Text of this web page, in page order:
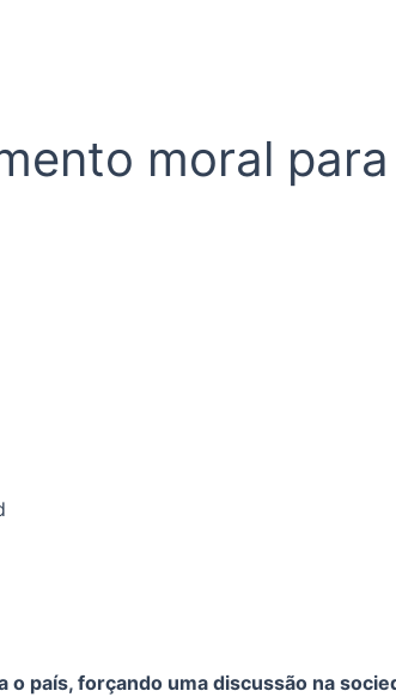
moral
país, forçando uma discussão na